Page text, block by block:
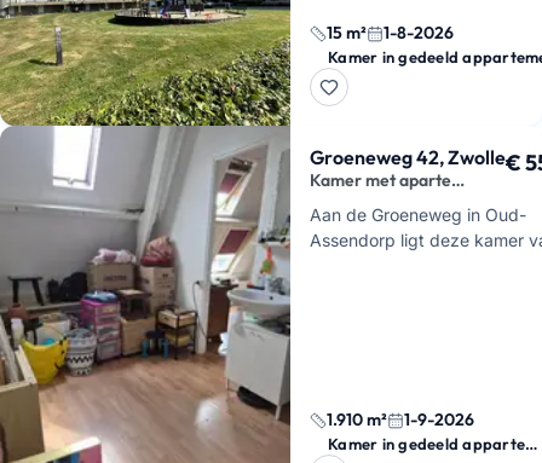
een eigen kitchenette met
Dat scheelt toch weer …
15 m² 1-8-2026
Kamer in gedeeld
Groeneweg 42, Zwolle
Kamer met aparte
slaapruimte in Assendorp
€
Aan de Groeneweg in Oud-
Assendorp ligt deze kamer
1.910 m² 1-9-2026
Kamer in gedeeld appartement